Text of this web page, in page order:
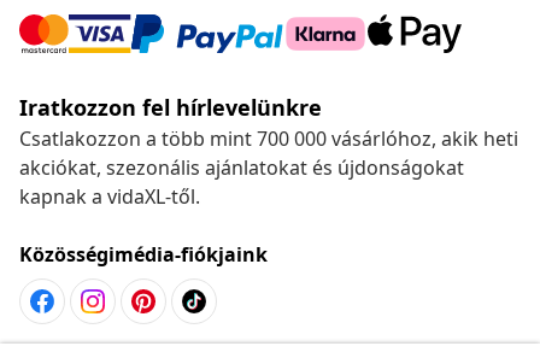
Iratkozzon fel hírlevelünkre
Csatlakozzon a több mint 700 000 vásárlóhoz, akik heti
akciókat, szezonális ajánlatokat és újdonságokat
kapnak a vidaXL-től.
Közösségimédia-fiókjaink